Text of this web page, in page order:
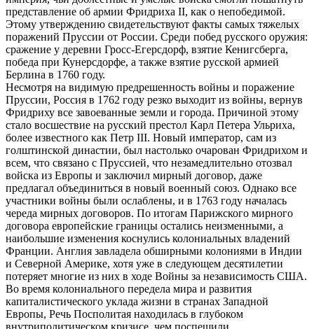
представление об армии Фридриха II, как о непобедимой.
Этому утверждению свидетельствуют факты самых тяжелых
поражений Пруссии от России. Среди побед русского оружия:
сражение у деревни Гросс-Егерсдорф, взятие Кенигсберга,
победа при Кунерсдорфе, а также взятие русской армией
Берлина в 1760 году.
Несмотря на видимую предрешенность войны и поражение
Пруссии, Россия в 1762 году резко выходит из войны, вернув
Фридриху все завоеванные земли и города. Причиной этому
стало восшествие на русский престол Карл Петера Ульриха,
более известного как Петр III. Новый император, сам из
голштинской династии, был настолько очарован Фридрихом и
всем, что связано с Пруссией, что незамедлительно отозвал
войска из Европы и заключил мирный договор, даже
предлагал объединиться в новый военный союз. Однако все
участники войны были ослаблены, и в 1763 году началась
череда мирных договоров. По итогам Парижского мирного
договора европейские границы остались неизменными, а
наибольшие изменения коснулись колониальных владений
Франции. Англия завладела обширными колониями в Индии
и Северной Америке, хотя уже в следующем десятилетии
потеряет многие из них в ходе Войны за независимость США.
Во время колониального передела мира и развития
капиталистического уклада жизни в странах Западной
Европы, Речь Посполитая находилась в глубоком
внутриполитическом кризисе, чем поспешили